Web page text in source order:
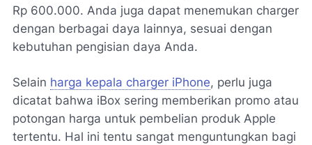
Rp 600.000. Anda juga dapat menemukan charger
dengan berbagai daya lainnya, sesuai dengan
kebutuhan pengisian daya Anda.
Selain harga kepala charger iPhone, perlu juga
dicatat bahwa iBox sering memberikan promo atau
potongan harga untuk pembelian produk Apple
tertentu. Hal ini tentu sangat menguntungkan bagi